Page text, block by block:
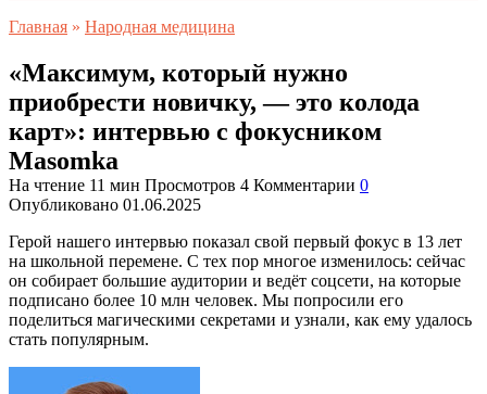
Главная » Народная медицина
«Максимум, который нужно
приобрести новичку, — это колода
карт»: интервью с фокусником
Masomka
На чтение 11 мин Просмотров 4 Комментарии 0
Опубликовано 01.06.2025
Герой нашего интервью показал свой первый фокус в 13 лет
на школьной перемене. С тех пор многое изменилось: сейчас
он собирает большие аудитории и ведёт соцсети, на которые
подписано более 10 млн человек. Мы попросили его
поделиться магическими секретами и узнали, как ему удалось
стать популярным.